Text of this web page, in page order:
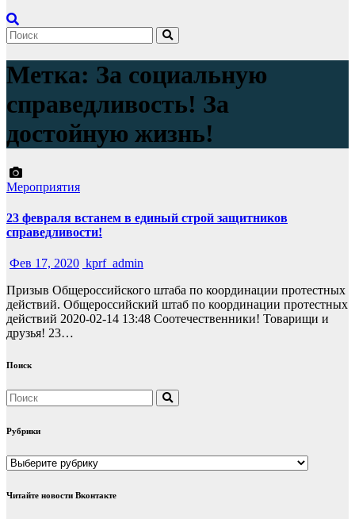
Метка: За социальную
справедливость! За
достойную жизнь!
Мероприятия
23 февраля встанем в единый строй защитников
справедливости!
Фев 17, 2020 kprf_admin
Призыв Общероссийского штаба по координации протестных
действий. Общероссийский штаб по координации протестных
действий 2020-02-14 13:48 Соотечественники! Товарищи и
друзья! 23…
Поиск
Рубрики
Рубрики
Читайте новости Вконтакте